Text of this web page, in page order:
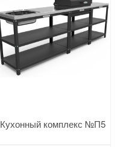
Кухонный комплекс №П5